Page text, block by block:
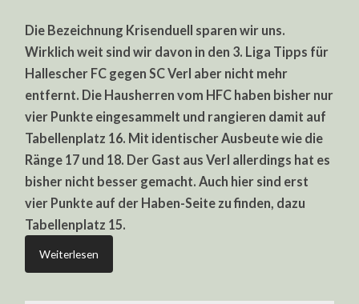
FC
VERL
Die Bezeichnung Krisenduell sparen wir uns.
Wirklich weit sind wir davon in den 3. Liga Tipps für
Hallescher FC gegen SC Verl aber nicht mehr
entfernt. Die Hausherren vom HFC haben bisher nur
vier Punkte eingesammelt und rangieren damit auf
Tabellenplatz 16. Mit identischer Ausbeute wie die
Ränge 17 und 18. Der Gast aus Verl allerdings hat es
bisher nicht besser gemacht. Auch hier sind erst
vier Punkte auf der Haben-Seite zu finden, dazu
Tabellenplatz 15.
Weiterlesen